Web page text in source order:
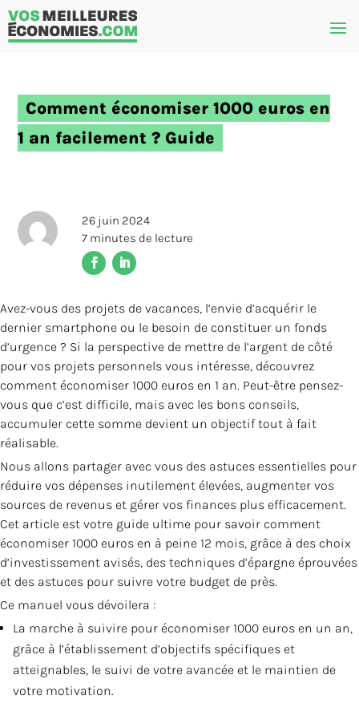
Comment économiser 1000 euros en
1 an facilement ? Guide
26 juin 2024
7 minutes de lecture
Avez-vous des projets de vacances, l’envie d’acquérir le
dernier smartphone ou le besoin de constituer un fonds
d’urgence ? Si la perspective de mettre de l’argent de côté
pour vos projets personnels vous intéresse, découvrez
comment économiser 1000 euros en 1 an. Peut-être pensez-
vous que c’est difficile, mais avec les bons conseils,
accumuler cette somme devient un objectif tout à fait
réalisable.
Nous allons partager avec vous des astuces essentielles pour
réduire vos dépenses inutilement élevées, augmenter vos
sources de revenus et gérer vos finances plus efficacement.
Cet article est votre guide ultime pour savoir comment
économiser 1000 euros en à peine 12 mois, grâce à des choix
d’investissement avisés, des techniques d’épargne éprouvées
et des astuces pour suivre votre budget de près.
Ce manuel vous dévoilera :
La marche à suivire pour économiser 1000 euros en un an,
grâce à l’établissement d’objectifs spécifiques et
atteignables, le suivi de votre avancée et le maintien de
votre motivation.